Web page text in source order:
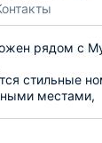
рядом с
стильные
местами,